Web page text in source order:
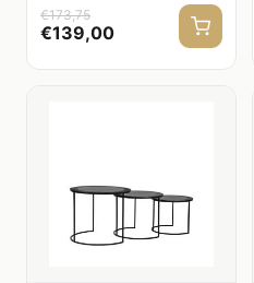
€173,75
€139,00